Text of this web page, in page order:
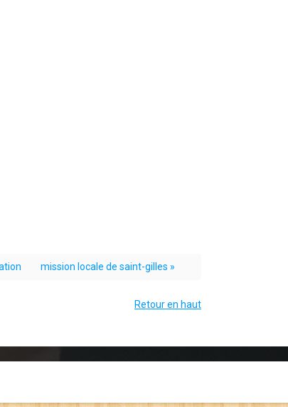
mission locale de saint-gilles »
Retour en haut